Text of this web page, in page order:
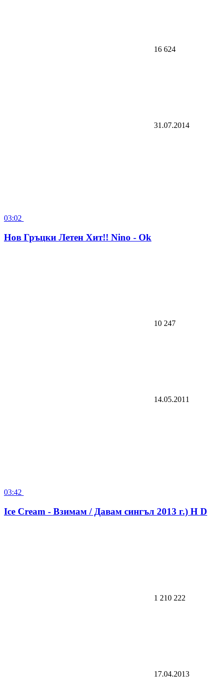
16 624
31.07.2014
Hов Гръцки Летен Xит!! Nino - Ok
10 247
14.05.2011
Ice Cream - Взимам / Давам сингъл 2013 г.) H D
1 210 222
17.04.2013